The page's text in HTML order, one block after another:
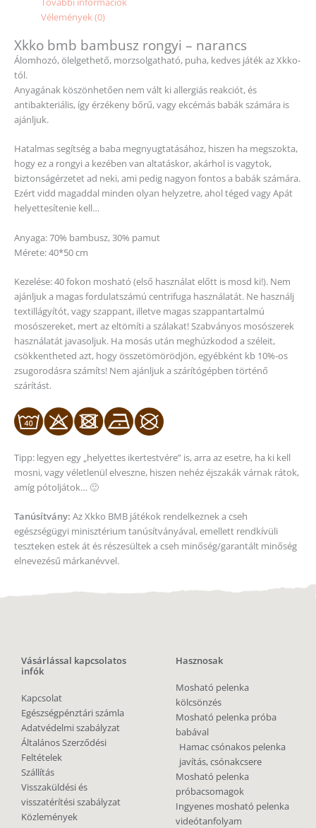
Vélemények (0)
Xkko bmb bambusz rongyi – narancs
Álomhozó, ölelgethető, morzsolgatható, puha, kedves játék az Xkko-
tól.
Anyagának köszönhetően nem vált ki allergiás reakciót, és
antibakteriális, így érzékeny bőrű, vagy ekcémás babák számára is
ajánljuk.
Hatalmas segítség a baba megnyugtatásához, hiszen ha megszokta,
hogy ez a rongyi a kezében van altatáskor, akárhol is vagytok,
biztonságérzetet ad neki, ami pedig nagyon fontos a babák számára.
Ezért vidd magaddal minden olyan helyzetre, ahol téged vagy Apát
helyettesítenie kell…
Anyaga: 70% bambusz, 30% pamut
Mérete: 40*50 cm
Kezelése: 40 fokon mosható (első használat előtt is mosd ki!). Nem
ajánljuk a magas fordulatszámú centrifuga használatát. Ne használj
textillágyítót, vagy szappant, illetve magas szappantartalmú
mosószereket, mert az eltömíti a szálakat! Szabványos mosószerek
használatát javasoljuk. Ha mosás után meghúzkodod a széleit,
csökkentheted azt, hogy összetömörödjön, egyébként kb 10%-os
zsugorodásra számíts! Nem ajánljuk a szárítógépben történő
szárítást.
Tipp: legyen egy „helyettes ikertestvére” is, arra az esetre, ha ki kell
mosni, vagy véletlenül elveszne, hiszen nehéz éjszakák várnak rátok,
amíg pótoljátok… 🙂
Tanúsítvány: Az Xkko BMB játékok rendelkeznek a cseh
egészségügyi minisztérium tanúsítványával, emellett rendkívüli
teszteken estek át és részesültek a cseh minőség/garantált minőség
elnevezésű márkanévvel.
Vásárlással kapcsolatos
infók
Kapcsolat
Egészségpénztári számla
Adatvédelmi szabályzat
Általános Szerződési
Feltételek
Szállítás
Visszaküldési és
visszatérítési szabályzat
Közlemények
Hasznosak
Mosható pelenka
kölcsönzés
Mosható pelenka próba
babával
Hamac csónakos pelenka
javítás, csónakcsere
Mosható pelenka
próbacsomagok
Ingyenes mosható pelenka
videótanfolyam